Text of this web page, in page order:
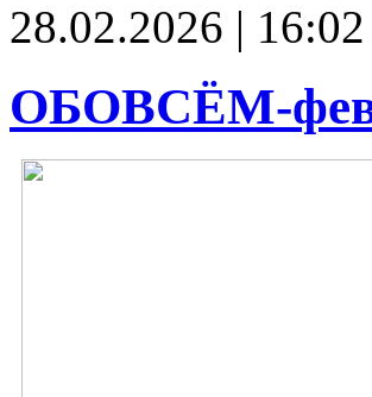
28.02.2026 | 16:02
ОБОВСЁМ-